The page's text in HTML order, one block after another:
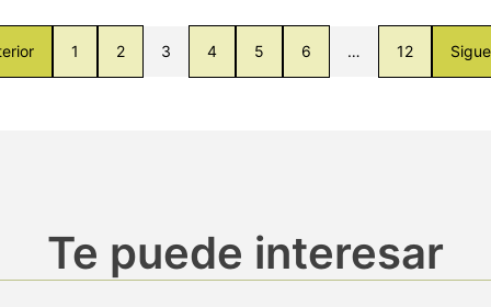
1 2 3 4 5 6 … 12
Te puede interesar